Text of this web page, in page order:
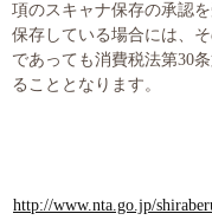
項のスキャナ保存の承認
保存している場合には、
であっても消費税法第30
ることとなります。
http://www.nta.go.jp/